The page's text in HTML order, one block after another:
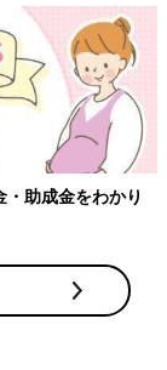
【ワクチン接種